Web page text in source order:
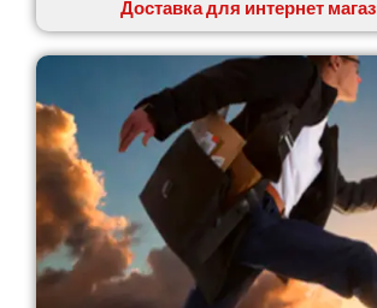
Староконстантинов
Старые Петровцы
Стебник
Стоянка
Стрый
Сумы
Светловодск
Святопетровское
Тальное
Тарасовка
Тернополь
Доставка для интернет